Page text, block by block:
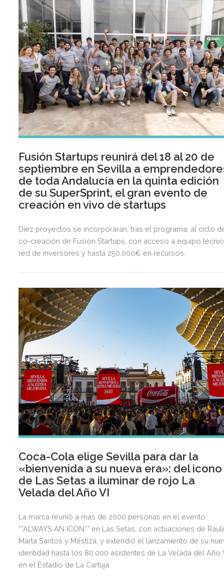
Fusión Startups reunirá del 18 al 20 de
septiembre en Sevilla a
de toda Andalucía en la quinta edición
de su SuperSprint, el gran evento de
creación en vivo de startups
Diez proyectos se incorporarán, tras el programa, al ciclo
co-creación de Fusión Startups, con acceso a equipo
red de inversores y hasta 250.000€ en recursos.
Coca-Cola elige Sevilla para dar la
«bienvenida a su nueva era»: del icono
de Las Setas a iluminar de rojo La
Velada del Año VI
La marca reunió a más de 2000 personas en el evento
**ALWAYS AN ICON** en Las Setas, con actuaciones de
Marta Santos y Mëstiza, y extendió el lanzamiento de su
identidad hasta los 80.000 asistentes de La Velada del Año
en el Estadio de La Cartuja.